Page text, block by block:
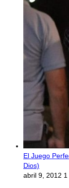
El Juego
Dios)
abril 9, 2012 1